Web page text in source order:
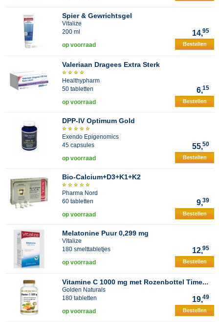
Spier & Gewrichtsgel
Vitalize
200 ml
14,95
op voorraad Bestellen
Valeriaan Dragees Extra Sterk
Healthypharm
50 tabletten
6,15
op voorraad Bestellen
DPP-IV Optimum Gold
Exendo Epigenomics
45 capsules
55,50
op voorraad Bestellen
Bio-Calcium+D3+K1+K2
Pharma Nord
60 tabletten
9,39
op voorraad Bestellen
Melatonine Puur 0,299 mg
Vitalize
180 smelttabletjes
12,95
op voorraad Bestellen
Vitamine C 1000 mg met Rozenbottel Time...
Golden Naturals
180 tabletten
19,49
op voorraad Bestellen